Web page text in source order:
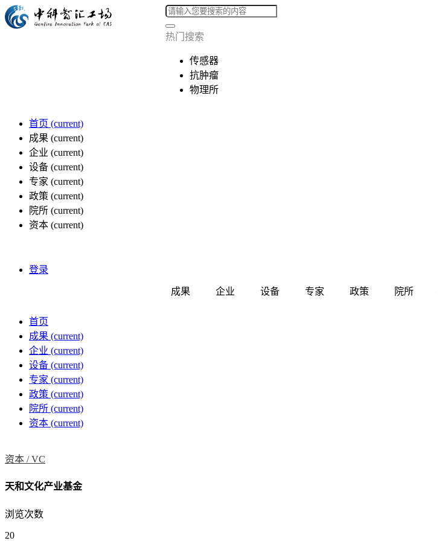
热门搜索
传感器
抗肿瘤
物理所
首页 (current)
成果 (current)
企业 (current)
设备 (current)
专家 (current)
政策 (current)
院所 (current)
资本 (current)
登录
成果 企业 设备 专家 政策 院所
首页
成果 (current)
企业 (current)
设备 (current)
专家 (current)
政策 (current)
院所 (current)
资本 (current)
资本 /VC
天和文化产业基金
浏览次数
20